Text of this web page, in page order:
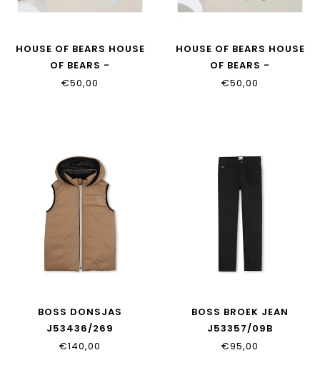
HOUSE OF BEARS HOUSE
OF BEARS -
KINDERPYJAMA BLAUW
€50,00
HOUSE OF BEARS HOUSE
OF BEARS -
KINDERPYJAMA TAUPE
€50,00
BOSS DONSJAS
J53436/269
€140,00
BOSS BROEK JEAN
J53357/09B
€95,00